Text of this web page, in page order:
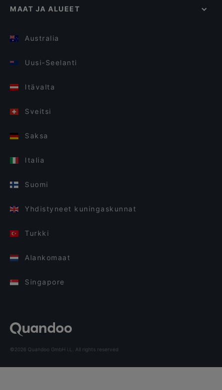
MAAT JA ALUEET
Australia
Uusi-Seelanti
Itävalta
Sveitsi
Saksa
Italia
Suomi
Yhdistyneet kuningaskunnat
Turkki
Alankomaat
Singapore
©2026 Quandoo GmbH i.L. All rights reserved